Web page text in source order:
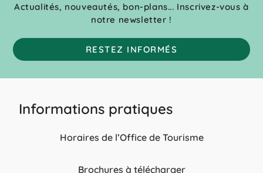
Actualités, nouveautés, bon-plans... Inscrivez-vous à
notre newsletter !
RESTEZ INFORMÉS
Informations pratiques
Horaires de l’Office de Tourisme
Brochures à télécharger